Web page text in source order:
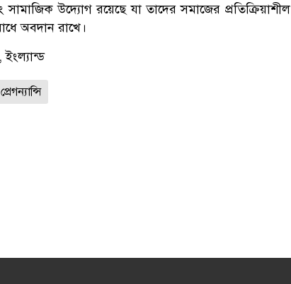
সামাজিক উদ্যোগ রয়েছে যা তাদের সমাজের প্রতিক্রিয়াশীল
অবদান রাখে।